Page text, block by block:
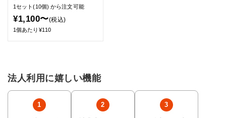
1セット(10個)から注文可能
¥1,100〜(税込)
1個あたり¥110
法人利用に嬉しい機能